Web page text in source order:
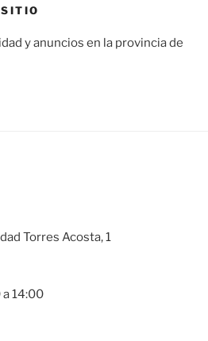
y anuncios en la provincia de
Torres Acosta, 1
a 14:00